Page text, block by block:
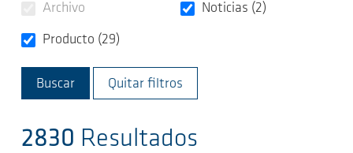
Archivo Noticias (2)
Producto (29)
Quitar filtros
2830 Resultados